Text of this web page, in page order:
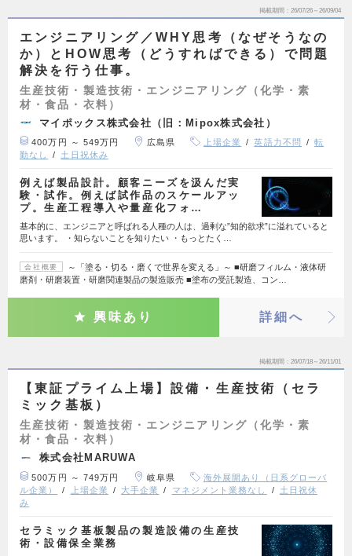
掲載期間 26/07/26～26/09/04
エンジニアリング／WHY思考（なぜそうなの
か）とHOW思考（どうすればできる）で問題
解決を行う仕事。
生産技術・製造技術・エンジニアリング（化学・素
材・食品・衣料）
マイポックス株式会社（旧：Mipox株式会社）
400万円 ～ 549万円 広島県 上場企業 英語力不問
転
勤なし
土日祝休み
例えば製品設計。顧客ニーズを汲んだ実
験・試作。例えば試作品のスケールアッ
プ。生産工程導入や量産化フォ…
基本的に、エンジニアと呼ばれる人種の人は、過剰な”知的欲求”に溢れていると
思います。 ・知らないことを知りたい ・もっとたく…
会社概要
～「塗る・切る・磨くで世界を変える」～ ■研磨フィルム・液体研
磨剤・研磨装置・研磨関連製品の製造販売 ■塗布の受託製造、コン…
興味あり 詳細へ
掲載期間 26/07/18～26/11/01
【東証プライム上場】設備・生産技術（セラ
ミック基板）
生産技術・製造技術・エンジニアリング（化学・素
材・食品・衣料）
株式会社MARUWA
500万円 ～ 749万円 岐阜県
海外展開あり（日系グローバ
ル企業）
上場企業 大手企業 マネジメント業務なし
土日祝休
み
セラミック基板製品の製造設備の生産技
術・設備保全業務